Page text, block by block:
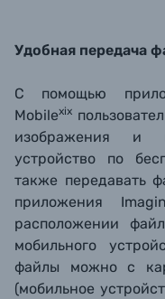
Удобная передача
С помощью
Mobilexix
изображения и
устройство по
также передавать
приложения
расположении
мобильного
файлы можно с
(мобильное